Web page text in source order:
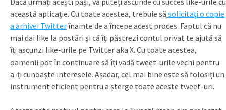
această aplicație. Cu toate acestea, trebuie să solicitați o copie
a arhivei Twitterînainte de a începe acest proces. Faptul că nu
mai dai like la postări și că îți păstrezi contul privat te ajută să
îți ascunzi like-urile pe Twitter aka X. Cu toate acestea,
oamenii pot în continuare să îți vadă tweet-urile vechi pentru
a-ți cunoaște interesele. Așadar, cel mai bine este să folosiți un
instrument eficient pentru a șterge toate aceste tweet-uri.